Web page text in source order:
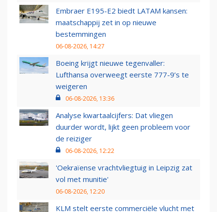
Embraer E195-E2 biedt LATAM kansen:
maatschappij zet in op nieuwe
bestemmingen
06-08-2026, 14:27
Boeing krijgt nieuwe tegenvaller:
Lufthansa overweegt eerste 777-9’s te
weigeren
06-08-2026, 13:36
Analyse kwartaalcijfers: Dat vliegen
duurder wordt, lijkt geen probleem voor
de reiziger
06-08-2026, 12:22
'Oekraïense vrachtvliegtuig in Leipzig zat
vol met munitie'
06-08-2026, 12:20
KLM stelt eerste commerciële vlucht met